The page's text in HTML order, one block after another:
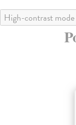
High-contrast mode